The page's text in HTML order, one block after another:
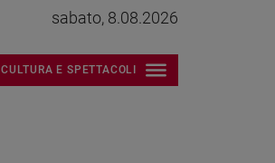
sabato, 8.08.2026
CULTURA E SPETTACOLI